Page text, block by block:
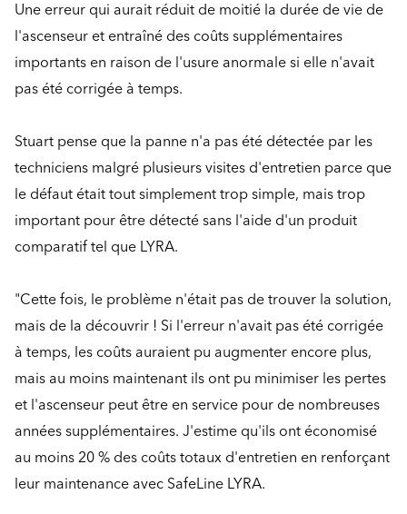
Une erreur qui aurait réduit de moitié la durée de vie de
l'ascenseur et entraîné des coûts supplémentaires
importants en raison de l'usure anormale si elle n'avait
pas été corrigée à temps.
Stuart pense que la panne n'a pas été détectée par les
techniciens malgré plusieurs visites d'entretien parce que
le défaut était tout simplement trop simple, mais trop
important pour être détecté sans l'aide d'un produit
comparatif tel que LYRA.
"Cette fois, le problème n'était pas de trouver la solution,
mais de la découvrir ! Si l'erreur n'avait pas été corrigée
à temps, les coûts auraient pu augmenter encore plus,
mais au moins maintenant ils ont pu minimiser les pertes
et l'ascenseur peut être en service pour de nombreuses
années supplémentaires. J'estime qu'ils ont économisé
au moins 20 % des coûts totaux d'entretien en renforçant
leur maintenance avec SafeLine LYRA.